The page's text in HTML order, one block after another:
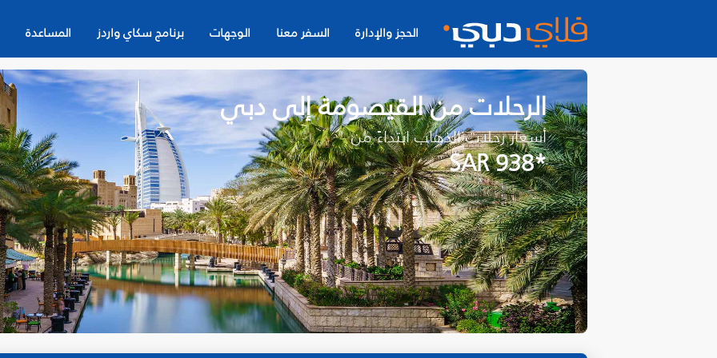
الحجز والإدارة السفر معنا الوجهات برنامج سكاي واردز المساعدة
الرحلات من القيصومة إلى دبي
أسعار رحلات الذهاب ابتداءً من
*SAR 938